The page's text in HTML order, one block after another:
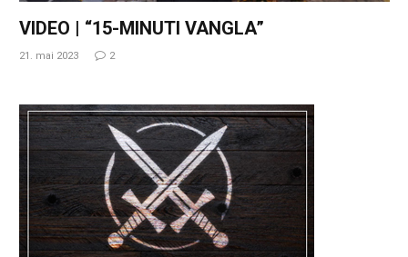
VIDEO | “15-MINUTI VANGLA”
21. mai 2023 2